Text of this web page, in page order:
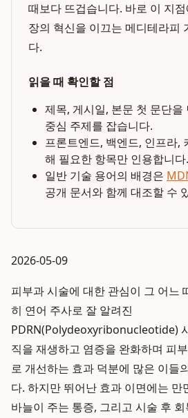
때보다 뜨겁습니다. 바로 이 지
장의 혁신을 이끄는 메디테라피
다.
읽을 때 확인할 점
제목, 게시일, 본문 첫 문단을
중심 주제를 잡습니다.
프론트엔드, 백엔드, 인프라,
해 필요한 항목만 인용합니다.
일반 기술 용어의 배경은
공개 문서와 함께 대조할 수
2026-05-09
피부과 시술에 대한 관심이 그 어느
히 연어 주사로 잘 알려진
PDRN(Polydeoxyribonucleotide)
직을 재생하고 염증을 완화하며 피
로 개선하는 효과 덕분에 많은 이들
다. 하지만 뛰어난 효과 이면에는 만
바늘이 주는 통증, 그리고 시술 후